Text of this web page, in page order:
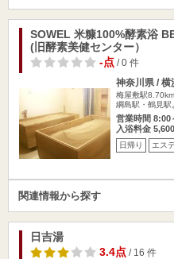
SOWEL 米糠100%酵素浴
(旧酵素美健センター）
-点/ 0 件
神奈川県 / 横
梅屋敷駅8.70km
綱島駅・鶴見
営業時間 8:00
入浴料金
日帰り エス
関連情報から探す
日吉湯
3.4点/ 16 件